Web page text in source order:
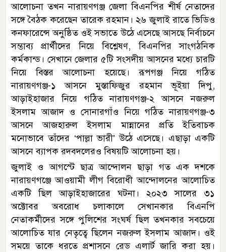
আলোচনা তখন নারায়ণগঞ্জ জেলা বিএনপির শীর্ষ নেতাদের
সঙ্গে বৈঠক করেছেন তারেক রহমান। ২৬ জুলাই রাতে ভিডিও
কনফারেন্সে অনুষ্ঠিত ওই সভাতে উঠে এসেছে আসছে নির্বাচনে
সম্ভাব্য প্রার্থীদের নিয়ে বিশ্লেষণ, বিএনপির সাংগঠনিক
কর্মকান্ড। সেখানে জেলার ৫টি সংসদীয় আসনের মধ্যে চারটি
নিয়ে বিস্তর আলোচনা হয়েছে। রূপগঞ্জ নিয়ে গঠিত
নারায়ণগঞ্জ-১ আসনে মুস্তাফিজুর রহমান ভূইয়া দিপু,
আড়াইহাজার নিয়ে গঠিত নারায়ণগঞ্জ-২ আসনে নজরুল
ইসলাম আজাদ ও সোনারগাঁও নিয়ে গঠিত নারায়ণগঞ্জ-৩
আসনে আজহারুল ইসলাম মান্নানের প্রতি ইতিবাচক
মনোভাবে তাঁদের ‘পাল্লা ভারী’ উঠে এসেছে। এছাড়া একটি
আসনে ব্যাপক রদবদলেরও বিষয়টি আলোচনা হয়।
জুলাই ও আগস্টে ছাত্র আন্দোলন ছাড়া গত এক দশকে
নারায়ণগঞ্জে আওয়ামী লীগ বিরোধী আন্দোলনের আলোচিত
একটি ছিল আড়াইহাজারের ঘটনা। ২০২৩ সালের ৩১
অক্টোবর অবরোধ চলাকালে সেখানকার বিএনপি
নেতাকর্মীদের সঙ্গে পুলিশের সংঘর্ষ ছিল তখনকার সবচেয়ে
আলোচিত যার নেতৃত্বে ছিলেন নজরুল ইসলাম আজাদ। ওই
সময়ে তাকে ধরতে প্রশাসনে রেড এলার্ট জারি করা হয়।